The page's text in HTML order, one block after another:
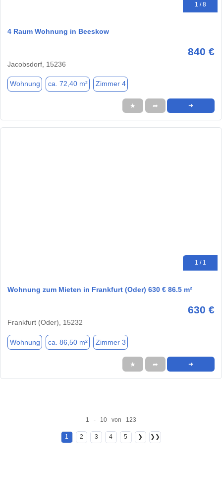
1 / 8
4 Raum Wohnung in Beeskow
840 €
Jacobsdorf, 15236
Wohnung ca. 72,40 m² Zimmer 4
★ ➦ ➜
1 / 1
Wohnung zum Mieten in Frankfurt (Oder) 630 € 86.5 m²
630 €
Frankfurt (Oder), 15232
Wohnung ca. 86,50 m² Zimmer 3
★ ➦ ➜
1 - 10 von 123
1 2 3 4 5 ❯ ❯❯